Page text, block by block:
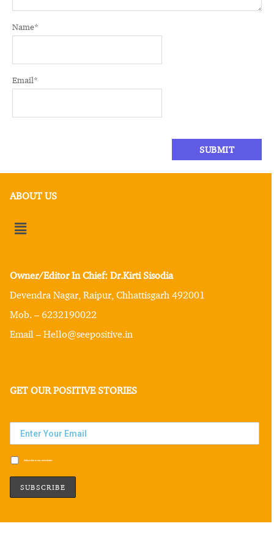
Name*
Email*
ABOUT US
Owner/Editor In Chief: Dr.Kirti Sisodia
Devendra Nagar, Raipur, Chhattisgarh 492001
Mob. – 6232190022
Email – Hello@seepositive.in
GET OUR POSITIVE STORIES
Subscribe to our newsletter